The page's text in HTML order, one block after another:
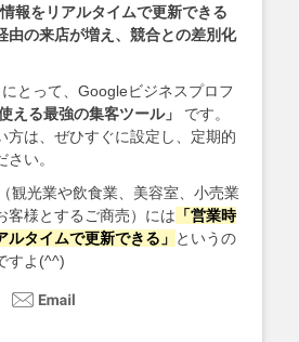
報をリアルタイムで更新できる
の来店が増え、競合との差別化
にとって、Googleビジネスプロフ
える最強の集客ツール」
です。
方は、ぜひすぐに設定し、定期的
い。
観光業や飲食業、美容室、小売業
客様とするご商売）には 「営業時
ルタイムで更新できる」 というの
すよ(^^)